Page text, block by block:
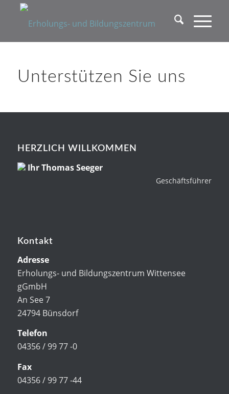
Unterstützen Sie uns
HERZLICH WILLKOMMEN
Ihr Thomas Seeger
Geschäftsführer
Kontakt
Adresse
Erholungs- und Bildungszentrum Wittensee
gGmbH
An See 7
24794 Bünsdorf
Telefon
04356 / 99 77 -0
Fax
04356 / 99 77 -44